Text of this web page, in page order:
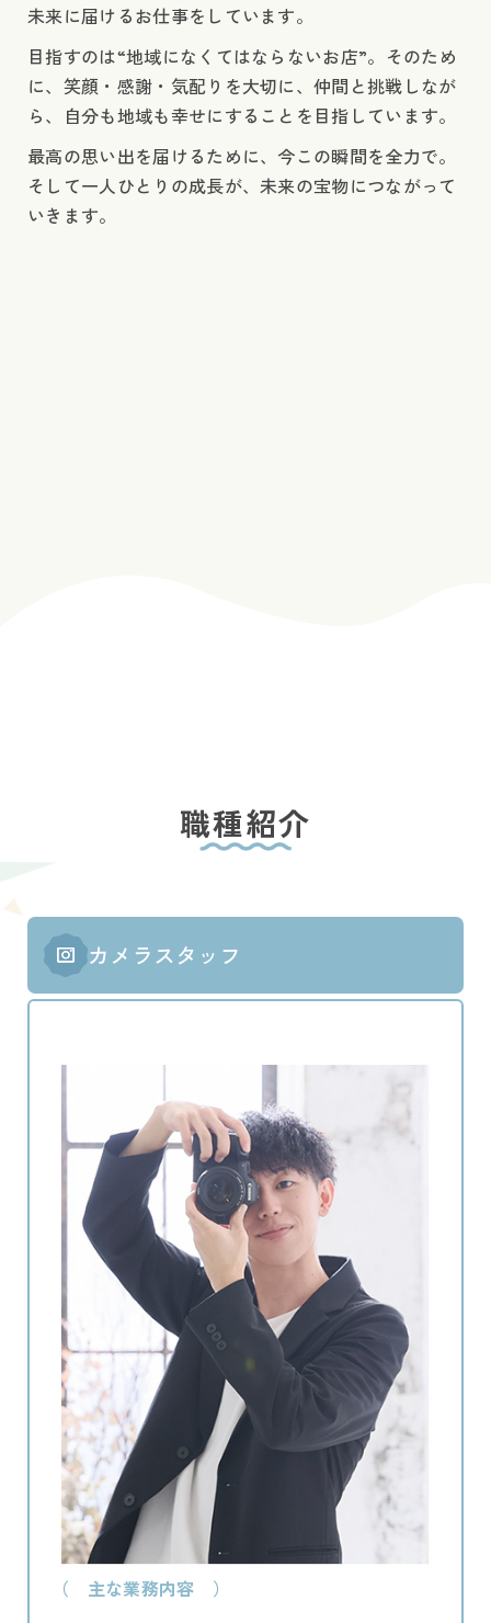
未来に届けるお仕事をしています。
目指すのは“地域になくてはならないお店”。そのため
に、笑顔・感謝・気配りを大切に、仲間と挑戦しなが
ら、自分も地域も幸せにすることを目指しています。
最高の思い出を届けるために、今この瞬間を全力で。
そして一人ひとりの成長が、未来の宝物につながって
いきます。
職種紹介
カメラスタッフ
（ 主な業務内容 ）